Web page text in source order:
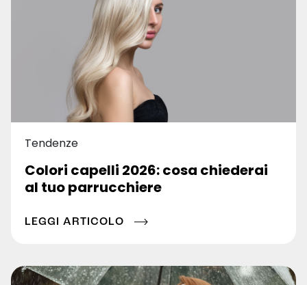
Tendenze
Colori capelli 2026: cosa chiederai
al tuo parrucchiere
LEGGI ARTICOLO